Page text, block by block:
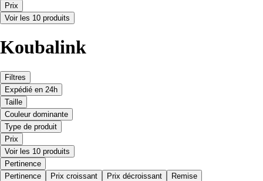
Prix
Voir les 10 produits
Koubalink
Filtres
Expédié en 24h
Taille
Couleur dominante
Type de produit
Prix
Voir les 10 produits
Pertinence
Pertinence
Prix croissant Prix décroissant Remise